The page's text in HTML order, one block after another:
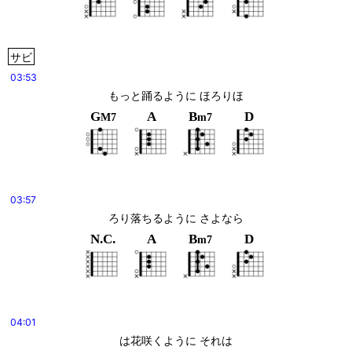
サビ
03:53
もっと踊るように ほろりほ
GM7 A Bm7 D
03:57
ろり落ちるように さよなら
N.C. A Bm7 D
04:01
は花咲くように それは